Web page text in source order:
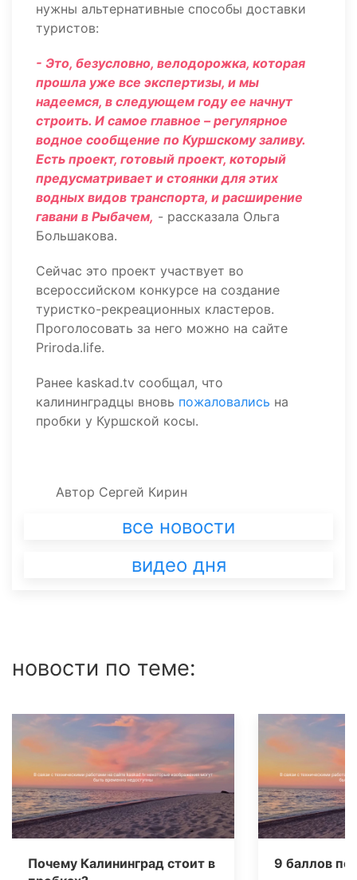
нужны альтернативные способы доставки
туристов:
- Это, безусловно, велодорожка, которая
прошла уже все экспертизы, и мы
надеемся, в следующем году ее начнут
строить. И самое главное – регулярное
водное сообщение по Куршскому заливу.
Есть проект, готовый проект, который
предусматривает и стоянки для этих
водных видов транспорта, и расширение
гавани в Рыбачем, - рассказала Ольга
Большакова.
Сейчас это проект участвует во
всероссийском конкурсе на создание
туристко-рекреационных кластеров.
Проголосовать за него можно на сайте
Priroda.life.
Ранее kaskad.tv сообщал, что
калининградцы вновь пожаловались на
пробки у Куршской косы.
Автор Сергей Кирин
все новости
видео дня
новости по теме:
Почему Калининград стоит в
9 баллов по